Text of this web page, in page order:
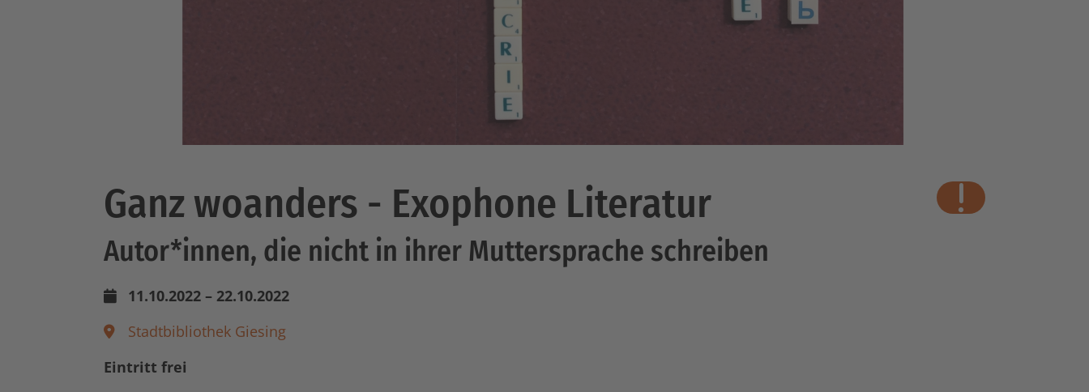
Ganz woanders - Exophone Literatur
Autor*innen, die nicht in ihrer Muttersprache schreiben
11.10.2022 – 22.10.2022
Stadtbibliothek Giesing
Eintritt frei